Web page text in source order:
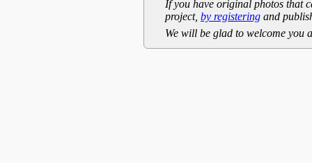
If you have original photos that
project, by registering and
We will be glad to welcome